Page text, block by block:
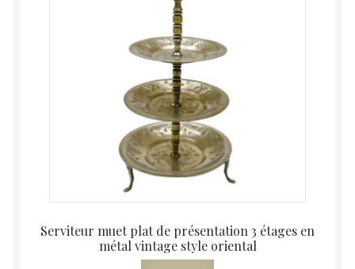
Serviteur muet plat de présentation 3 étages en
métal vintage style oriental